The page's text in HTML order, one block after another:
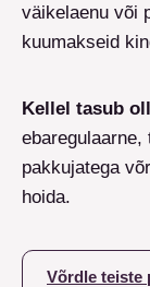
väikelaenu või
kuumakseid
Kellel tasub
pakkujatega
hoida.
Võrdle teiste